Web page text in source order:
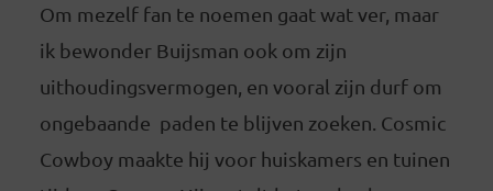
Om mezelf fan te noemen gaat wat ver, maar
ik bewonder Buijsman ook om zijn
uithoudingsvermogen, en vooral zijn durf om
ongebaande paden te blijven zoeken. Cosmic
Cowboy maakte hij voor huiskamers en tuinen